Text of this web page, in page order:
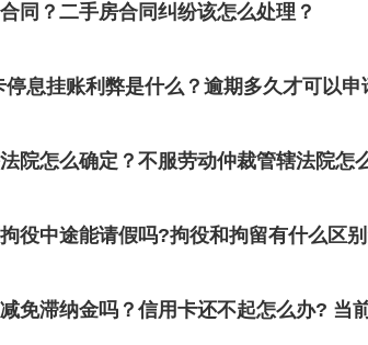
同？二手房合同纠纷该怎么处理？
息挂账利弊是什么？逾期多久才可以申
院怎么确定？不服劳动仲裁管辖法院怎
役中途能请假吗?拘役和拘留有什么区
免滞纳金吗？信用卡还不起怎么办? 当